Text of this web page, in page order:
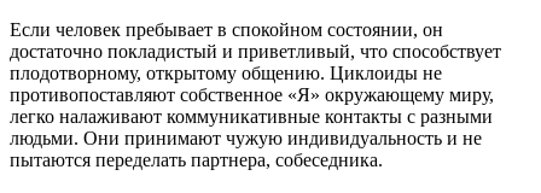
Если человек пребывает в спокойном состоянии, он
достаточно покладистый и приветливый, что способствует
плодотворному, открытому общению. Циклоиды не
противопоставляют собственное «Я» окружающему миру,
легко налаживают коммуникативные контакты с разными
людьми. Они принимают чужую индивидуальность и не
пытаются переделать партнера, собеседника.